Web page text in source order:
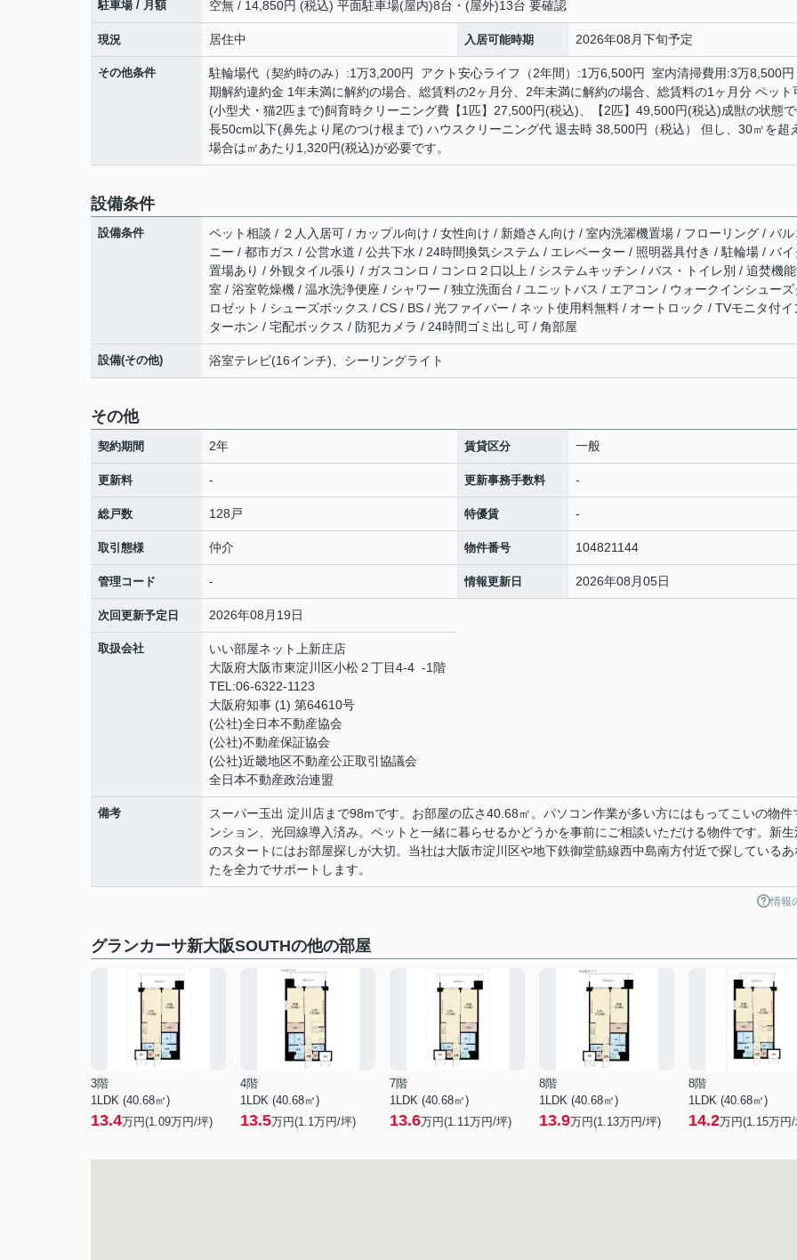
駐車場 / 月額 空無 / 14,850円 (税込) 平面駐車場(屋内)8台・(屋外)13台 要確認
現況 居住中 入居可能時期 2026年08月下旬予定
その他条件
駐輪場代（契約時のみ）:1万3,200円 アクト安心ライフ（2年間）:1万6,500円 室内清掃費用:3万8,500円
期解約違約金 1年未満に解約の場合、総賃料の2ヶ月分、2年未満に解約の場合、総賃料の1ヶ月分 ペット
(小型犬・猫2匹まで)飼育時クリーニング費【1匹】27,500円(税込)、【2匹】49,500円(税込)成獣の状態
長50cm以下(鼻先より尾のつけ根まで) ハウスクリーニング代 退去時 38,500円（税込） 但し、30㎡を超
場合は㎡あたり1,320円(税込)が必要です。
設備条件
設備条件
ペット相談 / ２人入居可 / カップル向け / 女性向け / 新婚さん向け / 室内洗濯機置場 / フローリング / バル
ニー / 都市ガス / 公営水道 / 公共下水 / 24時間換気システム / エレベーター / 照明器具付き / 駐輪場 / バイ
置場あり / 外観タイル張り / ガスコンロ / コンロ２口以上 / システムキッチン / バス・トイレ別 / 追焚機
室 / 浴室乾燥機 / 温水洗浄便座 / シャワー / 独立洗面台 / ユニットバス / エアコン / ウォークインシューズ
ロゼット / シューズボックス / CS / BS / 光ファイバー / ネット使用料無料 / オートロック / TVモニタ付イ
ターホン / 宅配ボックス / 防犯カメラ / 24時間ゴミ出し可 / 角部屋
設備(その他) 浴室テレビ(16インチ)、シーリングライト
その他
契約期間 2年 賃貸区分 一般
更新料 - 更新事務手数料 -
総戸数 128戸 特優賃 -
取引態様 仲介 物件番号 104821144
管理コード - 情報更新日 2026年08月05日
次回更新予定日 2026年08月19日
取扱会社
いい部屋ネット上新庄店
大阪府大阪市東淀川区小松２丁目4-4 -1階
TEL:06-6322-1123
大阪府知事 (1) 第64610号
(公社)全日本不動産協会
(公社)不動産保証協会
(公社)近畿地区不動産公正取引協議会
全日本不動産政治連盟
備考
スーパー玉出 淀川店まで98mです。お部屋の広さ40.68㎡。パソコン作業が多い方にはもってこいの物件
ンション、光回線導入済み。ペットと一緒に暮らせるかどうかを事前にご相談いただける物件です。新生
のスタートにはお部屋探しが大切。当社は大阪市淀川区や地下鉄御堂筋線西中島南方付近で探しているあ
たを全力でサポートします。
情報
グランカーサ新大阪SOUTHの他の部屋
3階
1LDK (40.68㎡)
13.4万円(1.09万円/坪)
4階
1LDK (40.68㎡)
13.5万円(1.1万円/坪)
7階
1LDK (40.68㎡)
13.6万円(1.11万円/坪)
8階
1LDK (40.68㎡)
13.9万円(1.13万円/坪)
8階
1LDK (40.68㎡)
14.2万円(1.15万円